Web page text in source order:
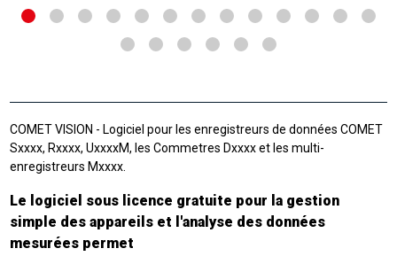
COMET VISION - Logiciel pour les enregistreurs de données COMET
Sxxxx, Rxxxx, UxxxxM, les Commetres Dxxxx et les multi-
enregistreurs Mxxxx.
Le logiciel sous licence gratuite pour la gestion
simple des appareils et l'analyse des données
mesurées permet